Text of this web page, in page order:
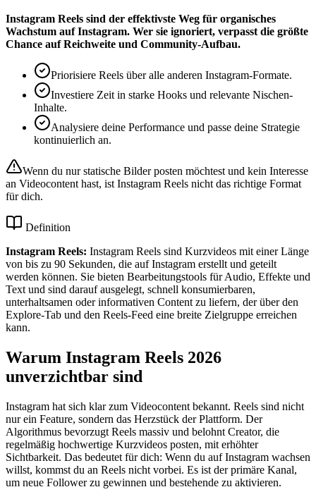
Instagram Reels sind der effektivste Weg für organisches
Wachstum auf Instagram. Wer sie ignoriert, verpasst die größte
Chance auf Reichweite und Community-Aufbau.
Priorisiere Reels über alle anderen Instagram-Formate.
Investiere Zeit in starke Hooks und relevante Nischen-
Inhalte.
Analysiere deine Performance und passe deine Strategie
kontinuierlich an.
Wenn du nur statische Bilder posten möchtest und kein Interesse
an Videocontent hast, ist Instagram Reels nicht das richtige Format
für dich.
Definition
Instagram Reels: Instagram Reels sind Kurzvideos mit einer Länge
von bis zu 90 Sekunden, die auf Instagram erstellt und geteilt
werden können. Sie bieten Bearbeitungstools für Audio, Effekte und
Text und sind darauf ausgelegt, schnell konsumierbaren,
unterhaltsamen oder informativen Content zu liefern, der über den
Explore-Tab und den Reels-Feed eine breite Zielgruppe erreichen
kann.
Warum Instagram Reels 2026
unverzichtbar sind
Instagram hat sich klar zum Videocontent bekannt. Reels sind nicht
nur ein Feature, sondern das Herzstück der Plattform. Der
Algorithmus bevorzugt Reels massiv und belohnt Creator, die
regelmäßig hochwertige Kurzvideos posten, mit erhöhter
Sichtbarkeit. Das bedeutet für dich: Wenn du auf Instagram wachsen
willst, kommst du an Reels nicht vorbei. Es ist der primäre Kanal,
um neue Follower zu gewinnen und bestehende zu aktivieren.